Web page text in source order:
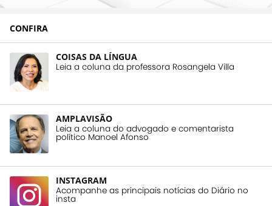
CONFIRA
COISAS DA LÍNGUA
Leia a coluna da professora Rosangela Villa
AMPLAVISÃO
Leia a coluna do advogado e comentarista
político Manoel Afonso
INSTAGRAM
Acompanhe as principais notícias do Diário no
insta